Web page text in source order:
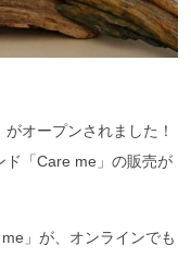
オープンされました！
「Care me」の販売が
」が、オンラインでも